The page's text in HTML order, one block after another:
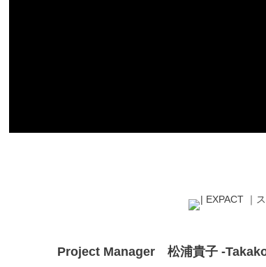
Project Manager 松浦貴子 -